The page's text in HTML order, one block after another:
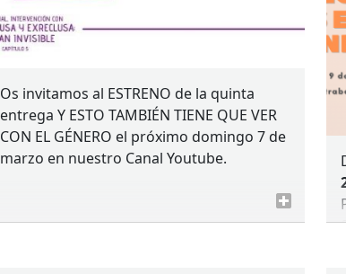
Os invitamos al ESTRENO de la quinta
entrega Y ESTO TAMBIÉN TIENE QUE VER
CON EL GÉNERO el próximo domingo 7 de
marzo en nuestro Canal Youtube.